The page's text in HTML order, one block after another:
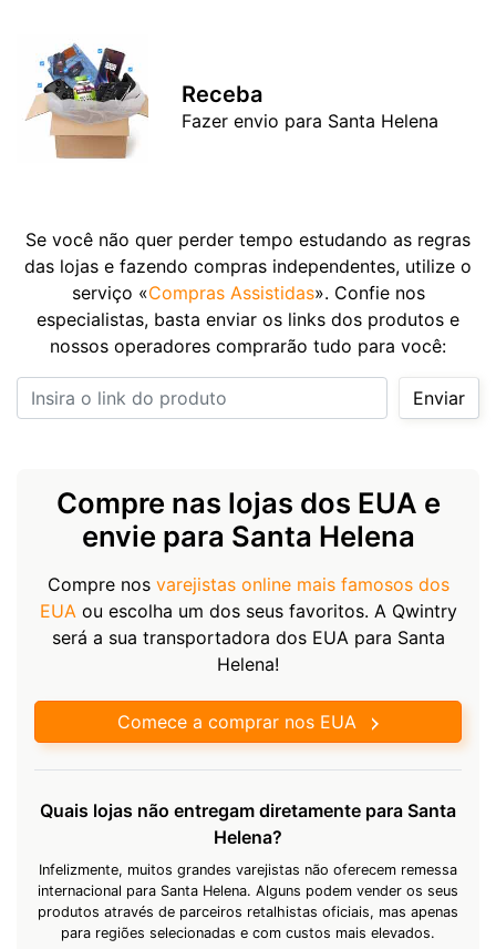
Receba
Fazer envio para Santa Helena
Se você não quer perder tempo estudando as regras
das lojas e fazendo compras independentes, utilize o
serviço «Compras Assistidas». Confie nos
especialistas, basta enviar os links dos produtos e
nossos operadores comprarão tudo para você:
Insira o link do produto
Enviar
Compre nas lojas dos EUA e
envie para Santa Helena
Compre nos varejistas online mais famosos dos
EUAou escolha um dos seus favoritos. A Qwintry
será a sua transportadora dos EUA para Santa
Helena!
Comece a comprar nos EUA
Quais lojas não entregam diretamente para Santa
Helena?
Infelizmente, muitos grandes varejistas não oferecem remessa
internacional para Santa Helena. Alguns podem vender os seus
produtos através de parceiros retalhistas oficiais, mas apenas
para regiões selecionadas e com custos mais elevados.